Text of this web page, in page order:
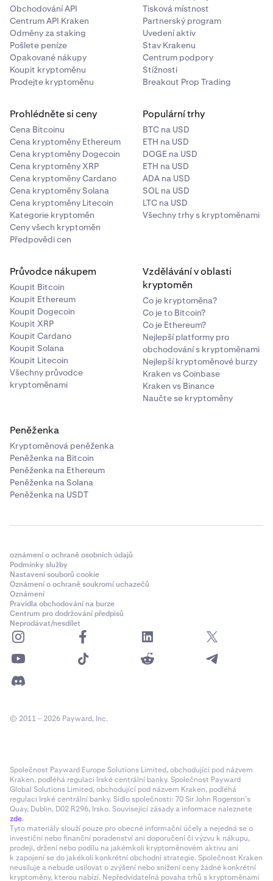
Obchodování API
Centrum API Kraken
Odměny za staking
Pošlete peníze
Opakované nákupy
Koupit kryptoměnu
Prodejte kryptoměnu
Tisková místnost
Partnerský program
Uvedení aktiv
Stav Krakenu
Centrum podpory
Stížnosti
Breakout Prop Trading
Prohlédněte si ceny
Cena Bitcoinu
Cena kryptoměny Ethereum
Cena kryptoměny Dogecoin
Cena kryptoměny XRP
Cena kryptoměny Cardano
Cena kryptoměny Solana
Cena kryptoměny Litecoin
Kategorie kryptoměn
Ceny všech kryptoměn
Předpovědi cen
Populární trhy
BTC na USD
ETH na USD
DOGE na USD
ETH na USD
ADA na USD
SOL na USD
LTC na USD
Všechny trhy s kryptoměnami
Průvodce nákupem
Koupit Bitcoin
Koupit Ethereum
Koupit Dogecoin
Koupit XRP
Koupit Cardano
Koupit Solana
Koupit Litecoin
Všechny průvodce
kryptoměnami
Vzdělávání v oblasti
kryptoměn
Co je kryptoměna?
Co je to Bitcoin?
Co je Ethereum?
Nejlepší platformy pro
obchodování s kryptoměnami
Nejlepší kryptoměnové burzy
Kraken vs Coinbase
Kraken vs Binance
Naučte se kryptoměny
Peněženka
Kryptoměnová peněženka
Peněženka na Bitcoin
Peněženka na Ethereum
Peněženka na Solana
Peněženka na USDT
oznámení o ochraně osobních údajů
Podmínky služby
Nastavení souborů cookie
Oznámení o ochraně soukromí uchazečů
Oznámení
Pravidla obchodování na burze
Centrum pro dodržování předpisů
Neprodávat/nesdílet
© 2011 – 2026 Payward, Inc.
Společnost Payward Europe Solutions Limited, obchodující pod názvem
Kraken, podléhá regulaci Irské centrální banky. Společnost Payward
Global Solutions Limited, obchodující pod názvem Kraken, podléhá
regulaci Irské centrální banky. Sídlo společnosti: 70 Sir John Rogerson’s
Quay, Dublin, D02 R296, Irsko. Související zásady a informace naleznete
zde.
Tyto materiály slouží pouze pro obecné informační účely a nejedná se o
investiční nebo finanční poradenství ani doporučení či výzvu k nákupu,
prodeji, držení nebo podílu na jakémkoli kryptoměnovém aktivu ani
k zapojení se do jakékoli konkrétní obchodní strategie. Společnost Kraken
neusiluje a nebude usilovat o zvýšení nebo snížení ceny žádné konkrétní
kryptoměny, kterou nabízí. Nepředvídatelná povaha trhů s kryptoměnami